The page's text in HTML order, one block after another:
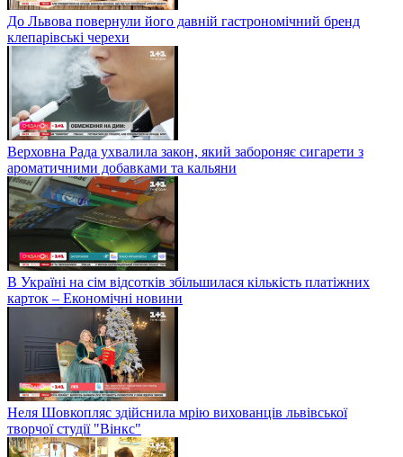
До Львова повернули його давній гастрономічний бренд
клепарівські черехи
Верховна Рада ухвалила закон, який забороняє сигарети з
ароматичними добавками та кальяни
В Україні на сім відсотків збільшилася кількість платіжних
карток – Економічні новини
Неля Шовкопляс здійснила мрію вихованців львівської
творчої студії "Вінкс"